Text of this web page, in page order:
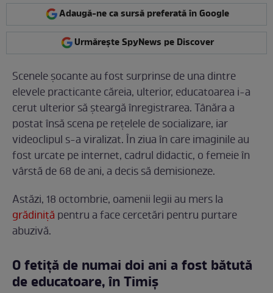
Adaugă-ne ca sursă preferată în Google
Urmărește SpyNews pe Discover
Scenele șocante au fost surprinse de una dintre
elevele practicante căreia, ulterior, educatoarea i-a
cerut ulterior să șteargă înregistrarea. Tânăra a
postat însă scena pe rețelele de socializare, iar
videoclipul s-a viralizat. În ziua în care imaginile au
fost urcate pe internet, cadrul didactic, o femeie în
vârstă de 68 de ani, a decis să demisioneze.
Astăzi, 18 octombrie, oamenii legii au mers la
grădiniță pentru a face cercetări pentru purtare
abuzivă.
O fetiță de numai doi ani a fost bătută
de educatoare, în Timiș